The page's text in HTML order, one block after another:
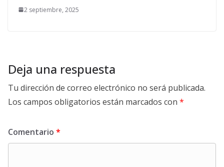
2 septiembre, 2025
Deja una respuesta
Tu dirección de correo electrónico no será publicada.
Los campos obligatorios están marcados con *
Comentario *